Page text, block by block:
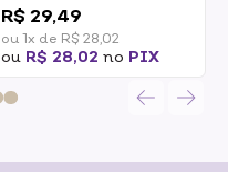
350ml +
Condicionador 175ml
R$ 29,49
ou 1x de R$ 28,02
ou R$ 28,02 no PIX